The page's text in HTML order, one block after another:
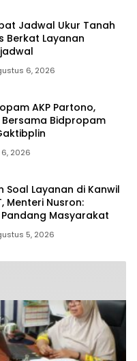
Jadwal Ukur Tanah
Berkat Layanan
6, 2026
AKP Partono,
Bidpropam
2026
Soal Layanan di Kanwil
Menteri Nusron:
Masyarakat
5, 2026